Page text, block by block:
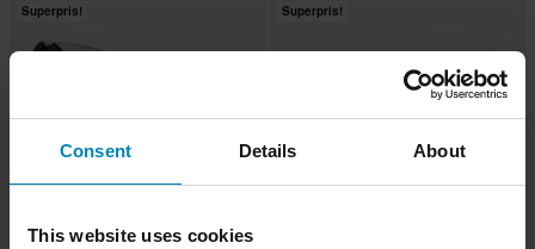
Consent Details About
This website uses cookies
Superpris! Superpris!